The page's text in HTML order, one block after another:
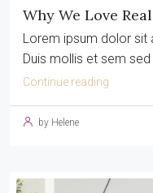
Why We Love
Lorem ipsum dolor sit
Duis mollis et sem
Continue reading
by Helene